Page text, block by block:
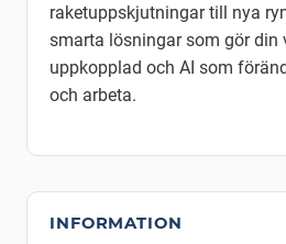
raketuppskjutningar till nya
smarta lösningar som gör din
uppkopplad och AI som
och arbeta.
INFORMATION